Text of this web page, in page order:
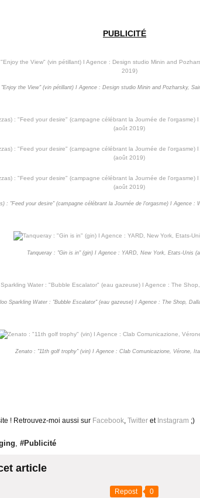
PUBLICITÉ
the View" (vin pétillant) I Agence : Design studio Minin and Pozharsky,
: "Feed your desire" (campagne célébrant la Journée de l'orgasme) I Agence :
Tanqueray : "Gin is in" (gin) I Agence : YARD, New York, Etats-Unis
Sparkling Water : "Bubble Escalator" (eau gazeuse) I Agence : The Shop,
Zenato : "11th golf trophy" (vin) I Agence : Clab Comunicazione, Vérone,
! Retrouvez-moi aussi sur Facebook, Twitter et Instagram ;)
, #Publicité
article
Repost 0